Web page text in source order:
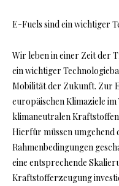
E-Fuels sind ein wichtiger
Wir leben in einer Zeit der
ein wichtiger
Mobilität der Zukunft. Zur
europäischen Klimaziele
klimaneutralen
Hierfür müssen umgehend
Rahmenbedingungen
eine entsprechende
Kraftstofferzeugung